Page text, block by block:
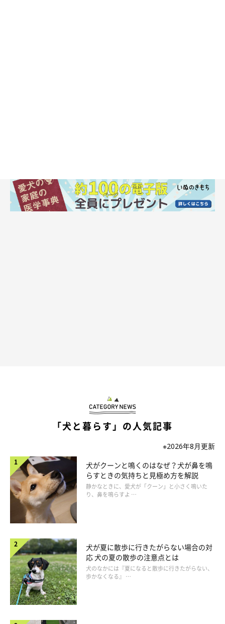
い」「仲がいい」というコメントが寄せられました。
別の日の様子、お尻を向かい合わせて座るはんくん（写真左）とちゅーいち
ゃん（写真右）
@chuui20210319
動画を見てとっても驚いた飼い主さん。じつは、はんくんがちゅ
ーいちゃんに甘えているようなしぐさをしていることを、このと
き初めて知ったのです。
飼い主さん：
「日頃から、はんは甘えん坊です。飼い主の横にやってきて膝の
上に座りたがったり、動画のようにお腹を見せたりして甘えてき
ます。
このときは、おそらく遊んで欲しい気持ちからちゅーいに甘えて
いたのではないでしょうか。
「犬と暮らす」の人気記事
※2026年8月更新
犬がクーンと鳴くのはなぜ？犬が鼻を鳴
らすときの気持ちと見極め方を解説
静かなときに、愛犬が「クーン」と小さく鳴いた
り、鼻を鳴らすよ …
犬が夏に散歩に行きたがらない場合の対
応 犬の夏の散歩の注意点とは
犬のなかには『夏になると散歩に行きたがらない、
歩かなくなる』 …